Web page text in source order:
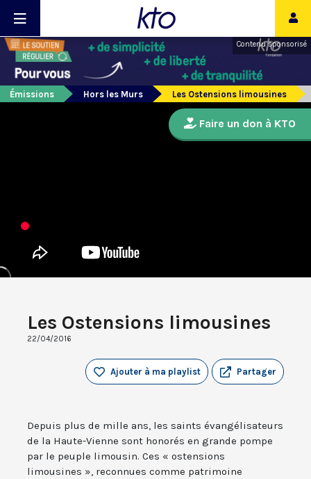
Contenu sponsorisé
Émissions Hors les Murs Les Ostensions limousines
Les Ostensions limousines
22/04/2016
Partager
Ajouter à ma playlist
Depuis plus de mille ans, les saints évangélisateurs
de la Haute-Vienne sont honorés en grande pompe
par le peuple limousin. Ces « ostensions
limousines », reconnues comme patrimoine
Faire un don à KTO